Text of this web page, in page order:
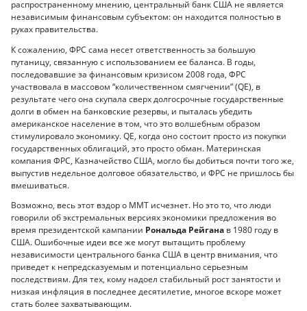
распространенному мнению, центральный банк США не является
независимым финансовым субъектом: он находится полностью в
руках правительства.
К сожалению, ФРС сама несет ответственность за большую
путаницу, связанную с использованием ее баланса. В годы,
последовавшие за финансовым кризисом 2008 года, ФРС
участвовала в массовом “количественном смягчении” (QE), в
результате чего она скупала сверх долгосрочные государственные
долги в обмен на банковские резервы, и пыталась убедить
американское население в том, что это волшебным образом
стимулировало экономику. QE, когда оно состоит просто из покупки
государственных облигаций, это просто обман. Материнская
компания ФРС, Казначейство США, могло бы добиться почти того же,
выпустив недельное долговое обязательство, и ФРС не пришлось бы
вмешиваться.
Возможно, весь этот вздор о MMT исчезнет. Но это то, что люди
говорили об экстремальных версиях экономики предложения во
время президентской кампании Рональда Рейгана в 1980 году в
США. Ошибочные идеи все же могут вытащить проблему
независимости центрального банка США в центр внимания, что
приведет к непредсказуемым и потенциально серьезным
последствиям. Для тех, кому надоел стабильный рост занятости и
низкая инфляция в последнее десятилетие, многое вскоре может
стать более захватывающим.